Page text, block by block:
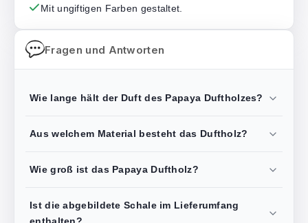
Mit ungiftigen Farben gestaltet.
Fragen und Antworten
Wie lange hält der Duft des Papaya Duftholzes?
Aus welchem Material besteht das Duftholz?
Wie groß ist das Papaya Duftholz?
Ist die abgebildete Schale im Lieferumfang